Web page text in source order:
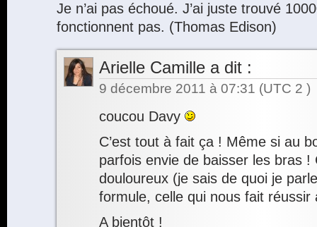
Je n’ai pas échoué. J’ai juste trouvé
fonctionnent pas. (Thomas Edison)
Arielle Camille a dit :
9 décembre 2011 à 07:31 (UTC 2 )
coucou Davy
C’est tout à fait ça ! Même si au
parfois envie de baisser les bras !
douloureux (je sais de quoi je
formule, celle qui nous fait réussir
A bientôt !